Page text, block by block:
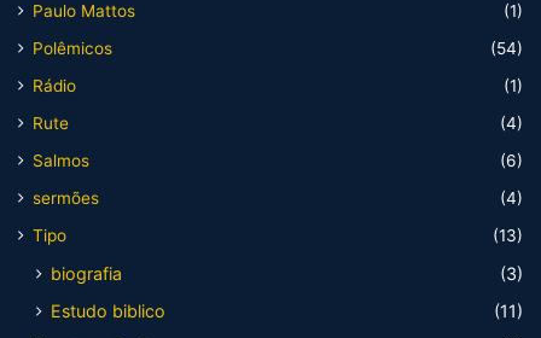
Paulo Mattos
(1)
Polêmicos
(54)
Rádio
(1)
Rute
(4)
Salmos
(6)
sermões
(4)
Tipo
(13)
biografia
(3)
Estudo biblico
(11)